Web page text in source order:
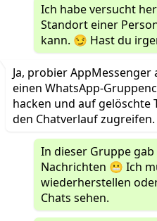
Ich habe versucht
Standort einer
kann. 😏 Hast du
Ja, probier
einen WhatsApp-
hacken und auf gelöschte
den Chatverlauf
In dieser Gruppe
Nachrichten 😬 Ich
wiederherstellen
Chats sehen.